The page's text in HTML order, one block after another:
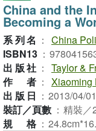
China and the
Becoming a
系列名 ： China
ISBN13 ：
出版社 ： Taylor &
作者 ： Xiaoming
出版日 ： 2013/04/01
裝訂／頁數 ： 精裝／
規格 ：